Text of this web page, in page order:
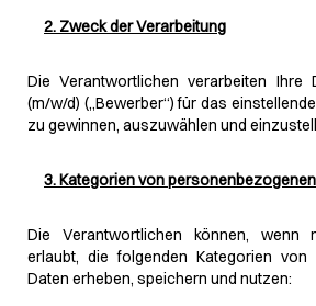
2. Zweck der Verarbeitung
Die Verantwortlichen verarbeiten Ihre
(m/w/d) („Bewerber“) für das
zu gewinnen, auszuwählen und
3. Kategorien von
Die Verantwortlichen können, wenn
erlaubt, die folgenden Kategorien von
Daten erheben, speichern und nutzen: